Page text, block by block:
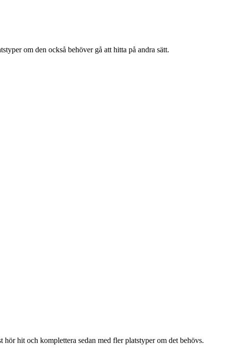
om den också behöver gå att hitta på andra sätt.
hit och komplettera sedan med fler platstyper om det behövs.